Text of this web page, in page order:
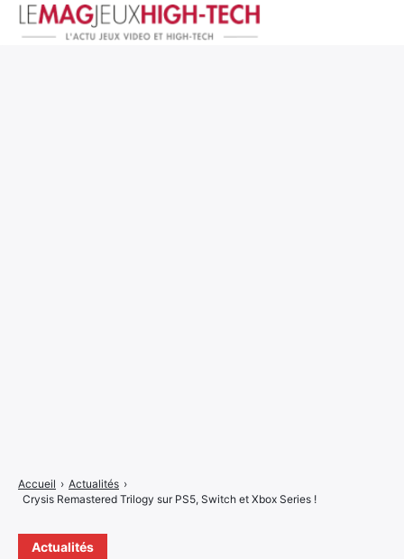
Actualités
Accueil › Actualités ›
Crysis Remastered Trilogy sur PS5, Switch et Xbox Series !